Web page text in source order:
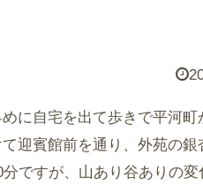
に自宅を出て歩きで平河
迎賓館前を通り、外苑の
ですが、山あり谷ありの